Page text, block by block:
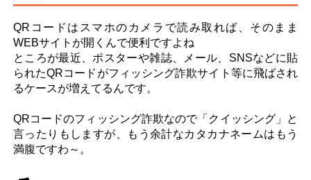
QRコードはスマホのカメラで読み取れば、そのまま
WEBサイトが開くんで便利ですよね
ところが最近、ポスターや雑誌、メール、SNSなどに貼
られたQRコードがフィッシング詐欺サイト等に飛ばされ
るケースが増えてるんです。
QRコードのフィッシング詐欺なので「クイッシング」と
言ったりもしますが、もう余計なカタカナネームはもう
満腹ですわ～。
BLOG
会社概要
お問い合わせ